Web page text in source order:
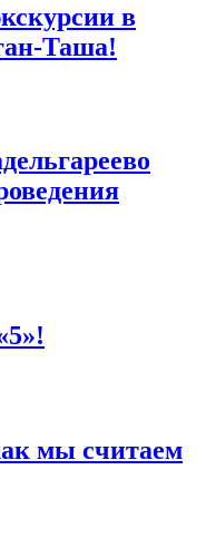
в
Таша!
мы считаем